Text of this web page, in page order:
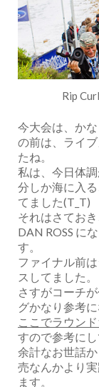
Rip
今大会は、か
の前は、ライ
たね。
私は、今日体
分しか海に入
てました(T_T)
それはさてお
DAN ROSS に
す。
ファイナル前
スしてました。
さすがコーチ
グかなり参考に
ここでラウン
すので参考にし
余計なお世話
売なんかより
ます。